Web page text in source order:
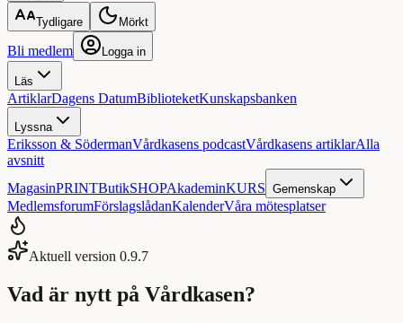
Tydligare Mörkt
Bli medlem Logga in
Läs
ArtiklarDagens DatumBiblioteketKunskapsbanken
Lyssna
Eriksson & SödermanVårdkasens podcastVårdkasens artiklarAlla
avsnitt
MagasinPRINTButikSHOPAkademinKURS Gemenskap
MedlemsforumFörslagslådanKalenderVåra mötesplatser
Aktuell version 0.9.7
Vad är nytt på Vårdkasen?